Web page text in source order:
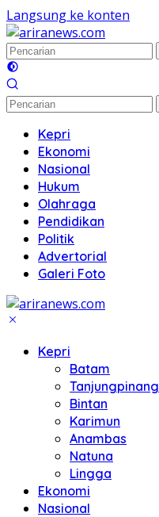
Langsung ke konten
Kepri
Ekonomi
Nasional
Hukum
Olahraga
Pendidikan
Politik
Advertorial
Galeri Foto
Kepri
Batam
Tanjungpinang
Bintan
Karimun
Anambas
Natuna
Lingga
Ekonomi
Nasional